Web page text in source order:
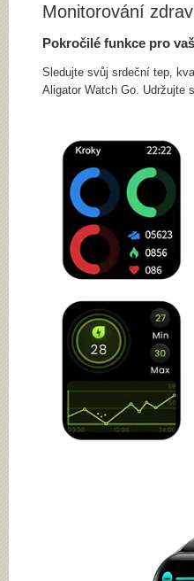
Monitorování
Pokročilé funkce pro
Sledujte svůj srdeční tep,
Aligator Watch Go. Udržujte